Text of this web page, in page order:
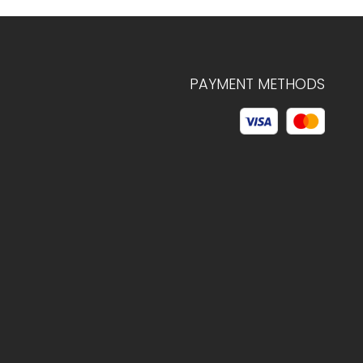
PAYMENT METHODS